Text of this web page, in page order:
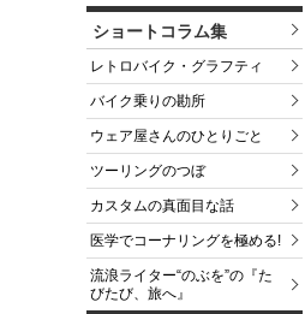
ショートコラム集
レトロバイク・グラフティ
バイク乗りの勘所
ウェア屋さんのひとりごと
ツーリングのつぼ
カスタムの真面目な話
医学でコーナリングを極める!
流浪ライター“のぶを”の『た
びたび、旅へ』